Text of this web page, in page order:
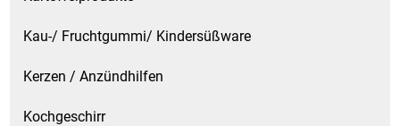
Kau-/ Fruchtgummi/ Kindersüßware
Kerzen / Anzündhilfen
Kochgeschirr